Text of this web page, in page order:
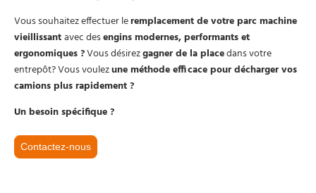
Vous souhaitez effectuer leremplacement de votre parc machine
vieillissantavec desengins modernes, performants et
ergonomiques ?Vous désirezgagner de la placedans votre
entrepôt? Vous voulezune méthode efficace pour décharger vos
camions plus rapidement ?
Un besoin spécifique ?
Contactez-nous